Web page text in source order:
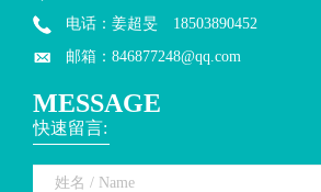
电话：姜超旻 18503890452
邮箱：846877248@qq.com
MESSAGE
快速留言: